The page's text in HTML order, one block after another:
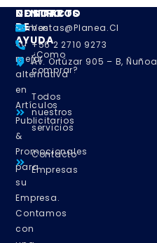
NOSOTROS
Somos
su
mejor
alternativa
en
Artículos
Publicitarios
&
Promocionales
para
su
Empresa.
Contamos
con
CENTRO
DE
AYUDA
¿Como
comprar?
Todos
nuestros
servicios
Contacto
Empresas
CONTACTO
Ventas@planea.cl
+56 2 2710 9273
Av. Ortúzar 905 – B, Ñuñoa